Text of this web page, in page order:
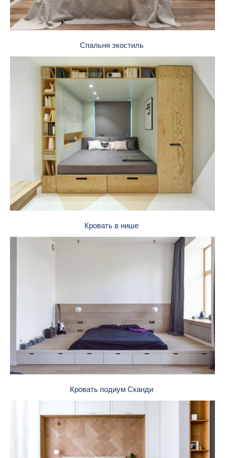
Спальня экостиль
Кровать в нише
Кровать подиум Сканди